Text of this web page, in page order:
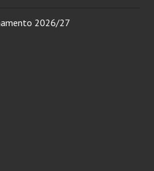
2026/27